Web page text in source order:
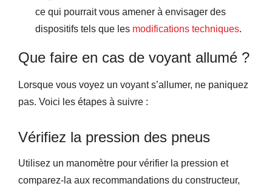
ce qui pourrait vous amener à envisager des
dispositifs tels que les modifications techniques.
Que faire en cas de voyant allumé ?
Lorsque vous voyez un voyant s’allumer, ne paniquez
pas. Voici les étapes à suivre :
Vérifiez la pression des pneus
Utilisez un manomètre pour vérifier la pression et
comparez-la aux recommandations du constructeur,